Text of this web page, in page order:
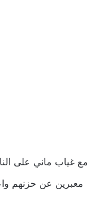
غياب ماني على
عن حزنهم